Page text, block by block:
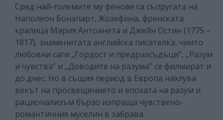
Сред най-големите му фенове са съпругата на
Наполеон Бонапарт, Жозефина, френската
кралица Мария Антоанета и Джейн Остин (1775 –
1817), знаменитата английска писателка, чиито
любовни саги „Гордост и предразсъдъци”, „Разум
и чувства” и „Доводите на разума” се филмират и
до днес. Но в същия период в Европа нахлува
векът на просвещението и епохата на разум и
рационализъм бързо изпраща чувствено-
романтичния муселин в забрава.